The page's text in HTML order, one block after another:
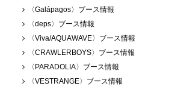
〈Galápagos〉ブース情報
〈deps〉ブース情報
〈Viva/AQUAWAVE〉ブース情報
〈CRAWLERBOYS〉ブース情報
〈PARADOLIA〉ブース情報
〈VESTRANGE〉ブース情報